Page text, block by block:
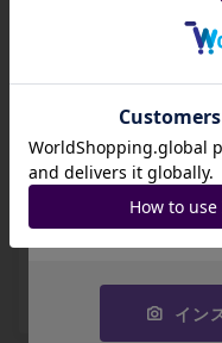
出
ルカリオ&メルメタ
ルGX RR 083/173
ア
オ
-
出
イン